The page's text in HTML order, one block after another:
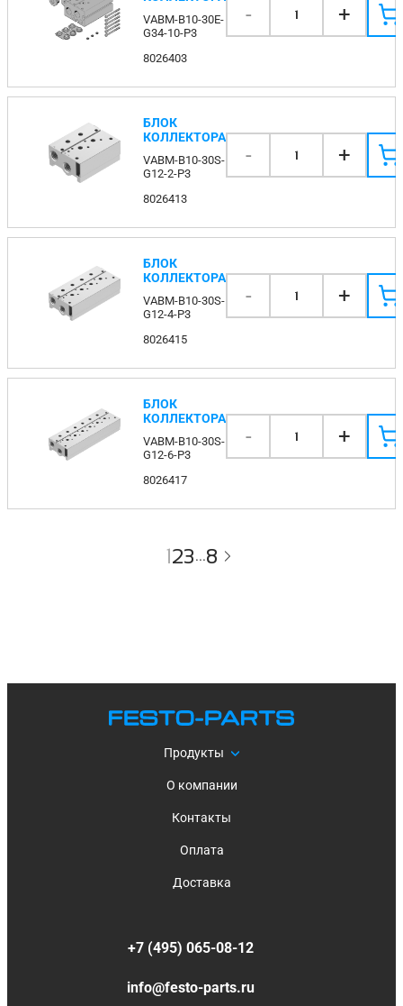
VABM-B10-30E-
G34-10-P3
8026403
- 1 +
БЛОК
КОЛЛЕКТОРА
VABM-B10-30S-
G12-2-P3
8026413
- 1 +
БЛОК
КОЛЛЕКТОРА
VABM-B10-30S-
G12-4-P3
8026415
- 1 +
БЛОК
КОЛЛЕКТОРА
VABM-B10-30S-
G12-6-P3
8026417
- 1 +
123...8
Продукты
О компании
Контакты
Оплата
Доставка
+7 (495) 065-08-12
info@festo-parts.ru